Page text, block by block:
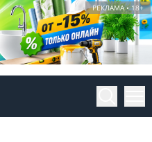
РЕКЛАМА • 18+